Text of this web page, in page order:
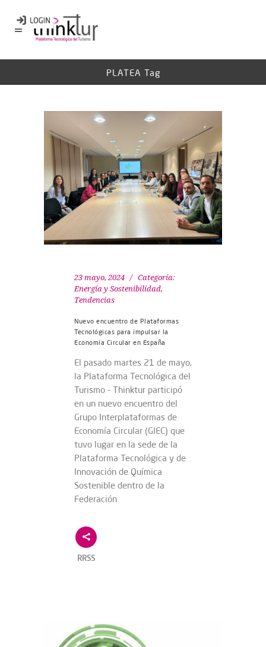
PLATEA Tag
23 mayo, 2024
Categoría:
Energía y Sostenibilidad,
Tendencias
Nuevo encuentro de Plataformas
Tecnológicas para impulsar la
Economía Circular en España
El pasado martes 21 de mayo,
la Plataforma Tecnológica del
Turismo - Thinktur participó
en un nuevo encuentro del
Grupo Interplataformas de
Economía Circular (GIEC) que
tuvo lugar en la sede de la
Plataforma Tecnológica y de
Innovación de Química
Sostenible dentro de la
Federación
RRSS